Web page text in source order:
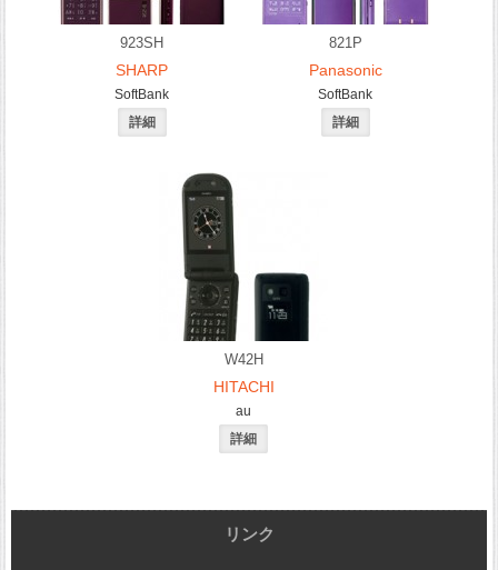
923SH
SHARP
SoftBank
821P
Panasonic
SoftBank
W42H
HITACHI
au
リンク